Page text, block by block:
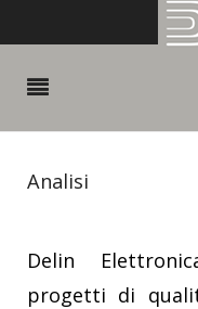
Analisi
Delin
progetti di